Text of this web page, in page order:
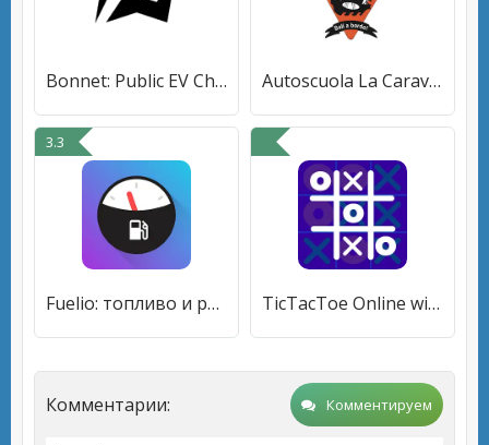
Bonnet: Public EV Charging App Autoscuola La Caravella
3.3
Fuelio: топливо и расходы TicTacToe Online with Friend
Комментарии: Комментируем